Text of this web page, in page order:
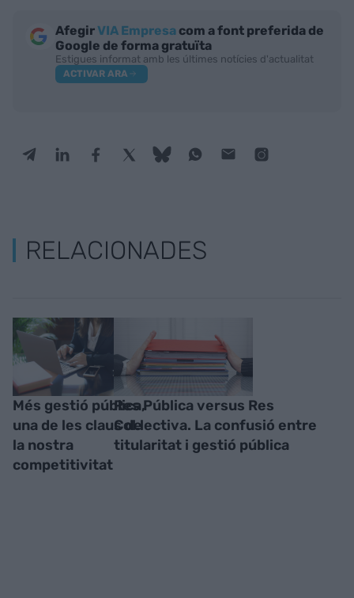
AfegirVIA Empresa com a font preferida de
Google de forma gratuïta
Estigues informat amb les últimes notícies d'actualitat
ACTIVAR ARA
RELACIONADES
Més gestió pública,
una de les claus de
la nostra
competitivitat
Res Pública versus Res
Col.lectiva. La confusió entre
titularitat i gestió pública